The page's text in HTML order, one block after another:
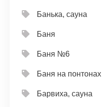
Банька, сауна
Баня
Баня №6
Баня на понтонах
Барвиха, сауна